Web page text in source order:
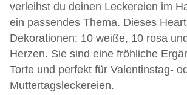
verleihst du deinen Leckereien im
ein passendes Thema. Dieses
Dekorationen: 10 weiße, 10 rosa
Herzen. Sie sind eine fröhliche
Torte und perfekt für Valentinstag-
Muttertagsleckereien.